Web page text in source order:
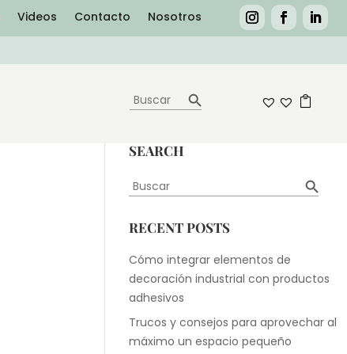
Videos Contacto Nosotros
SEARCH
RECENT POSTS
Cómo integrar elementos de
decoración industrial con productos
adhesivos
Trucos y consejos para aprovechar al
máximo un espacio pequeño